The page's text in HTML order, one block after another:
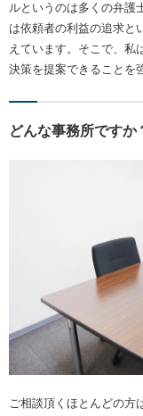
ルというのは多くの弁護
は依頼者の利益の追求と
えています。そこで、私
決策を提案できることを
どんな事務所ですか
ご相談頂くほとんどの方